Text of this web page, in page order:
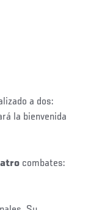
a dos:
la bienvenida
combates: